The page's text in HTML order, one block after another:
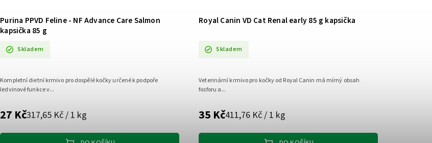
Purina PPVD Feline - NF Advance Care Salmon
kapsička 85 g
Skladem
27 Kč317,65 Kč / 1 kg
Kompletní dietní krmivo pro dospělé kočky určené k podpoře
ledvinové funkce v...
Royal Canin VD Cat Renal early 85 g kapsička
Skladem
35 Kč411,76 Kč / 1 kg
Veterinární krmivo pro kočky od Royal Canin má mírný obsah
fosforu a...